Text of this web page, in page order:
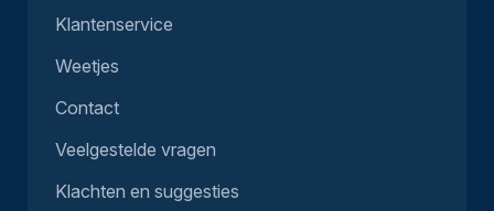
Klantenservice
Weetjes
Contact
Veelgestelde vragen
Klachten en suggesties